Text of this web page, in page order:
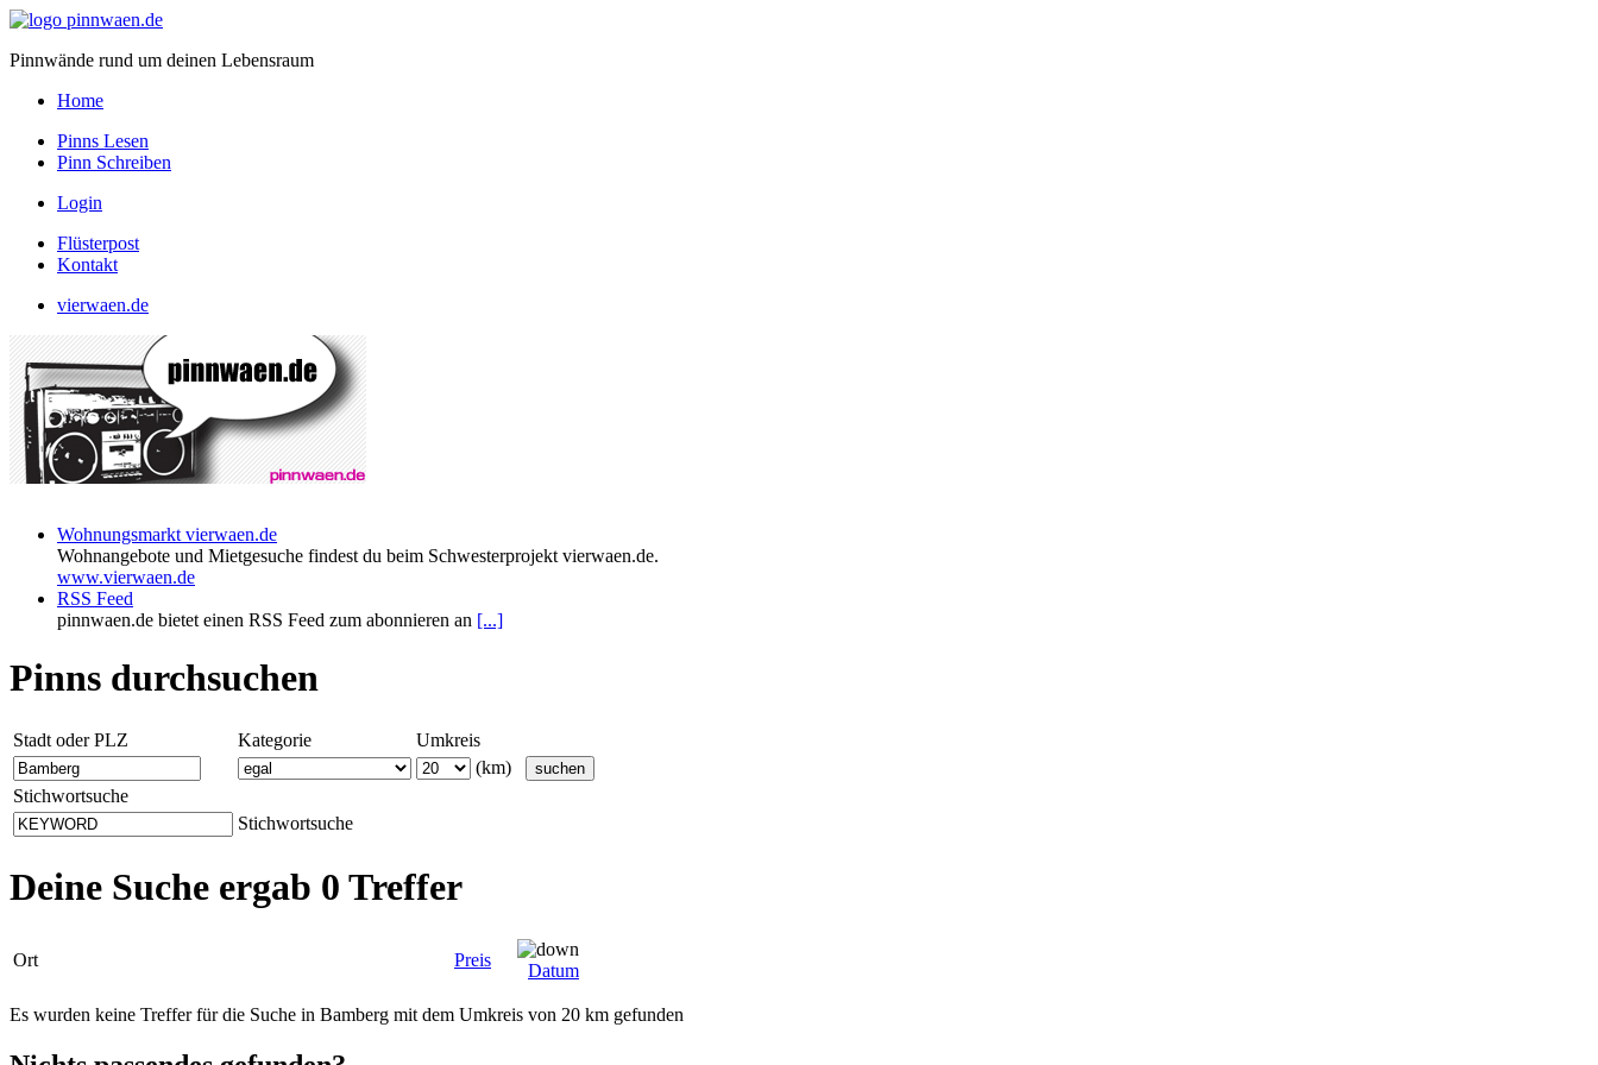
Pinnwände rund um deinen Lebensraum
Home
Pinns Lesen
Pinn Schreiben
Login
Flüsterpost
Kontakt
vierwaen.de
Wohnungsmarkt vierwaen.de
Wohnangebote und Mietgesuche findest du beim Schwesterprojekt vierwaen.de.
www.vierwaen.de
RSS Feed
pinnwaen.de bietet einen RSS Feed zum abonnieren an [...]
Pinns durchsuchen
Stadt oder PLZ Kategorie
Umkreis
(km)
Stichwortsuche
Stichwortsuche
Deine Suche ergab 0 Treffer
Ort Preis
Datum
Es wurden keine Treffer für die Suche in Bamberg mit dem Umkreis von 20 km gefunden